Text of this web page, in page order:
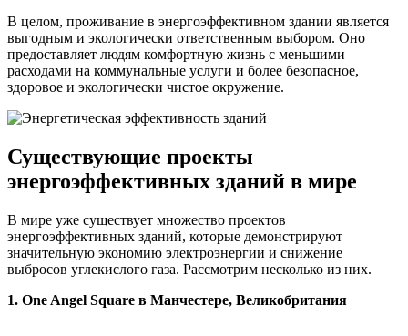
В целом, проживание в энергоэффективном здании является
выгодным и экологически ответственным выбором. Оно
предоставляет людям комфортную жизнь с меньшими
расходами на коммунальные услуги и более безопасное,
здоровое и экологически чистое окружение.
Существующие проекты
энергоэффективных зданий в мире
В мире уже существует множество проектов
энергоэффективных зданий, которые демонстрируют
значительную экономию электроэнергии и снижение
выбросов углекислого газа. Рассмотрим несколько из них.
1. One Angel Square в Манчестере, Великобритания